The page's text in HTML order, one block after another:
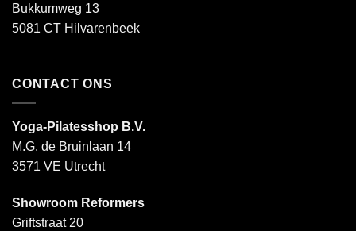
Bukkumweg 13
5081 CT Hilvarenbeek
CONTACT ONS
Yoga-Pilatesshop B.V.
M.G. de Bruinlaan 14
3571 VE Utrecht
Showroom Reformers
Griftstraat 20